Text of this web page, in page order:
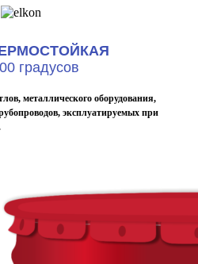
градусов
металлического оборудования,
эксплуатируемых при